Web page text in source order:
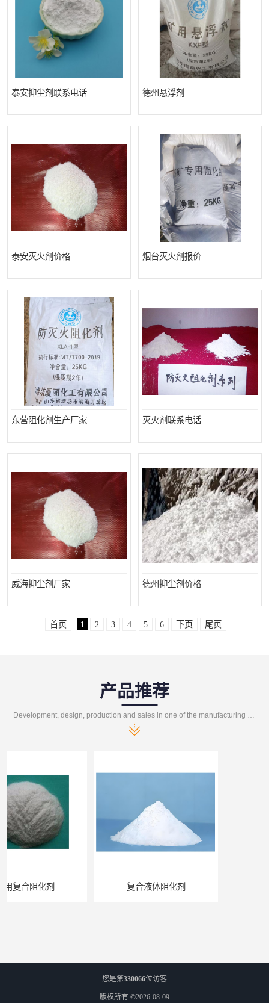
泰安抑尘剂联系电话 德州悬浮剂
泰安灭火剂价格 烟台灭火剂报价
东营阻化剂生产厂家 灭火剂联系电话
威海抑尘剂厂家 德州抑尘剂价格
首页 1 2 3 4 5 6 下页 尾页
产品推荐
Development, design, production and sales in one of the manufacturing enterprises
复合液体阻化剂 矿用阻化剂
您是第330066位访客
版权所有 ©2026-08-09